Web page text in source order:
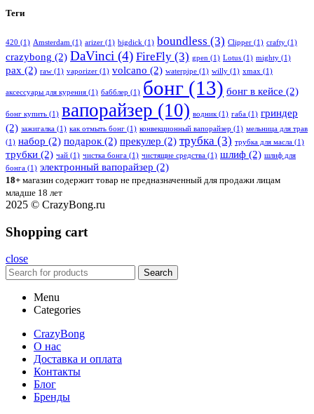
Теги
420 (1) Amsterdam (1) arizer (1) bigdick (1) boundless (3) Clipper (1) crafty (1)
crazybong (2) DaVinci (4) FireFly (3) gpen (1) Lotus (1) mighty (1)
pax (2) raw (1) vaporizer (1) volcano (2) waterpipe (1) willy (1) xmax (1)
аксессуары для курения (1) бабблер (1) бонг (13) бонг в кейсе (2)
бонг купить (1) вапорайзер (10) водник (1) габа (1) гриндер
(2) зажигалка (1) как отмыть бонг (1) конвекционный вапорайзер (1) мельница для трав
(1) набор (2) подарок (2) прекулер (2) трубка (3) трубка для масла (1)
трубки (2) чай (1) чистка бонга (1) чистящие средства (1) шлиф (2) шлиф для
бонга (1) электронный вапорайзер (2)
18+ магазин содержит товар не предназначенный для продажи лицам
младше 18 лет
2025 © CrazyBong.ru
Shopping cart
close
Search
Menu
Categories
CrazyBong
О нас
Доставка и оплата
Контакты
Блог
Бренды